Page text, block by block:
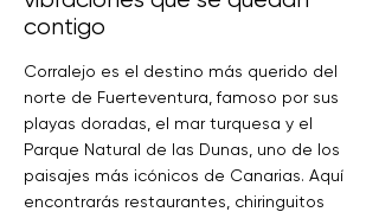
contigo
Corralejo es el destino más querido del
norte de Fuerteventura, famoso por sus
playas doradas, el mar turquesa y el
Parque Natural de las Dunas, uno de los
paisajes más icónicos de Canarias. Aquí
encontrarás restaurantes, chiringuitos